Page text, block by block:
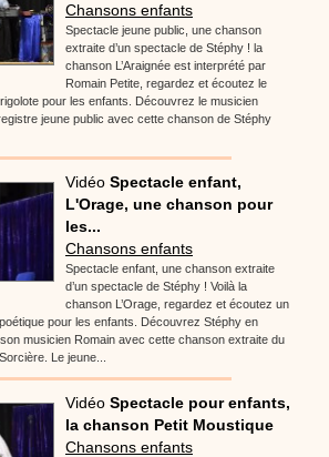
Chansons enfants
Spectacle jeune public, une chanson
extraite d’un spectacle de Stéphy ! la
chanson L’Araignée est interprété par
Romain Petite, regardez et écoutez le
pour les enfants. Découvrez le musicien
jeune public avec cette chanson de Stéphy
Vidéo Spectacle enfant,
L'Orage, une chanson pour
les...
Chansons enfants
Spectacle enfant, une chanson extraite
d’un spectacle de Stéphy ! Voilà la
chanson L’Orage, regardez et écoutez un
pour les enfants. Découvrez Stéphy en
musicien Romain avec cette chanson extraite du
Le jeune...
Vidéo Spectacle pour enfants,
la chanson Petit Moustique
Chansons enfants